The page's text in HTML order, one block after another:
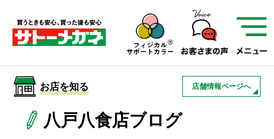
サトーメガネを知る
サトーメガネについて
01 サトーメガネの遠近
検査・フィッティング
アフターサービス
お店を知る 店舗情報ページへ
八戸八食店ブログ